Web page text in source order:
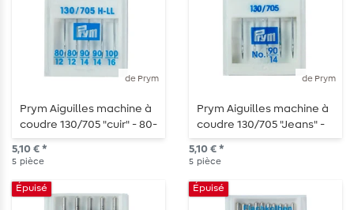
de Prym
Prym Aiguilles machine à
coudre 130/705 "cuir" - 80-
100 - 5 pièces
5,10 € *
5 pièce
de Prym
Prym Aiguilles machine à
coudre 130/705 "Jeans" -
Force 90 - 5 pièces
5,10 € *
5 pièce
Épuisé Épuisé